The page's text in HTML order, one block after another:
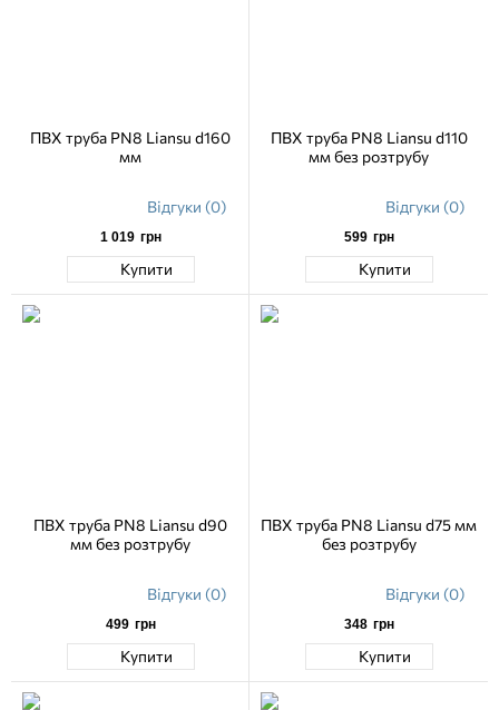
ПВХ труба PN8 Liansu d160
мм
Відгуки (0)
1 019 грн
Купити
ПВХ труба PN8 Liansu d110
мм без розтрубу
Відгуки (0)
599 грн
Купити
ПВХ труба PN8 Liansu d90
мм без розтрубу
Відгуки (0)
499 грн
Купити
ПВХ труба PN8 Liansu d75 мм
без розтрубу
Відгуки (0)
348 грн
Купити